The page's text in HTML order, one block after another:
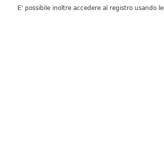
E' possibile inoltre accedere al registro usando le